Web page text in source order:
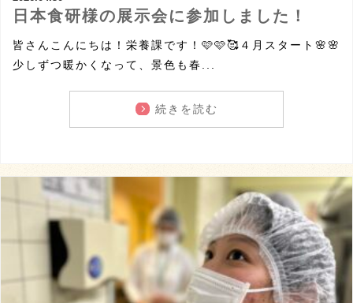
日本食研様の展示会に参加しました！
皆さんこんにちは！栄養課です！🩷🩷🥰４月スタート🌸🌸
少しずつ暖かくなって、景色も春...
続きを読む